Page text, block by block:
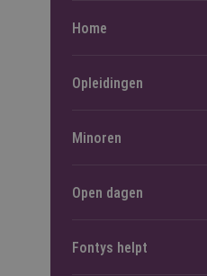
Home
Opleidingen
Minoren
Open dagen
Fontys helpt